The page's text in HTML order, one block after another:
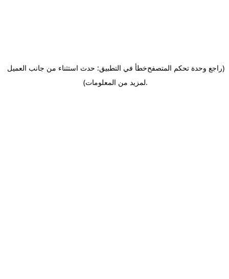
خطأ في التطبيق: حدث استثناء من جانب العميل(راجع وحدة تحكم المتصفح
لمزيد من المعلومات).